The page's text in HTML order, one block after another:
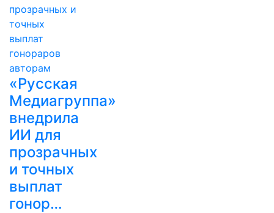
«Русская
Медиагруппа»
внедрила
ИИ для
прозрачных
и точных
выплат
гонор…